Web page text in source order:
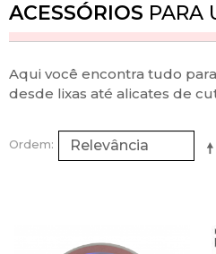
ACESSÓRIOS PARA
Aqui você encontra tudo
desde lixas até alicates de
Ordem